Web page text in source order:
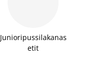
Junioripussilakanas
etit